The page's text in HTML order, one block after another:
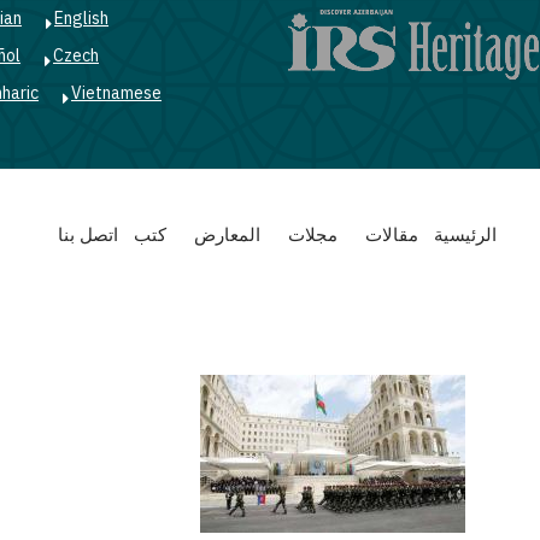
English
Czech
Vietnamese
Main
navigation
الرئيسية مقالات مجلات المعارض كتب اتصل بنا